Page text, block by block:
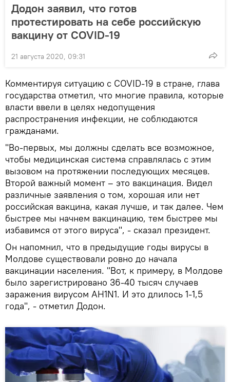
Додон заявил, что готов
протестировать на себе российскую
вакцину от COVID-19
21 августа 2020, 09:31
Комментируя ситуацию с COVID-19 в стране, глава
государства отметил, что многие правила, которые
власти ввели в целях недопущения
распространения инфекции, не соблюдаются
гражданами.
"Во-первых, мы должны сделать все возможное,
чтобы медицинская система справлялась с этим
вызовом на протяжении последующих месяцев.
Второй важный момент – это вакцинация. Видел
различные заявления о том, хорошая или нет
российская вакцина, какая лучше, и так далее. Чем
быстрее мы начнем вакцинацию, тем быстрее мы
избавимся от этого вируса", - сказал президент.
Он напомнил, что в предыдущие годы вирусы в
Молдове существовали ровно до начала
вакцинации населения. "Вот, к примеру, в Молдове
было зарегистрировано 36-40 тысяч случаев
заражения вирусом AH1N1. И это длилось 1-1,5
года", - отметил Додон.